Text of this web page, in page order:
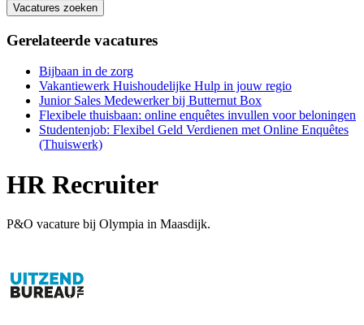
Vacatures zoeken
Gerelateerde vacatures
Bijbaan in de zorg
Vakantiewerk Huishoudelijke Hulp in jouw regio
Junior Sales Medewerker bij Butternut Box
Flexibele thuisbaan: online enquêtes invullen voor beloningen
Studentenjob: Flexibel Geld Verdienen met Online Enquêtes
(Thuiswerk)
HR Recruiter
P&O vacature bij Olympia in Maasdijk.